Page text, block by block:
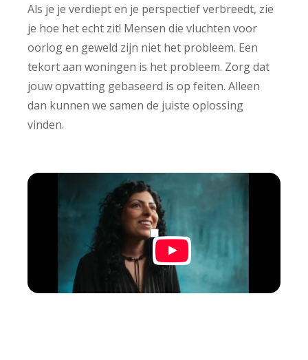
Als je je verdiept en je perspectief verbreedt, zie
je hoe het echt zit! Mensen die vluchten voor
oorlog en geweld zijn niet het probleem. Een
tekort aan woningen is het probleem. Zorg dat
jouw opvatting gebaseerd is op feiten. Alleen
dan kunnen we samen de juiste oplossing
vinden.